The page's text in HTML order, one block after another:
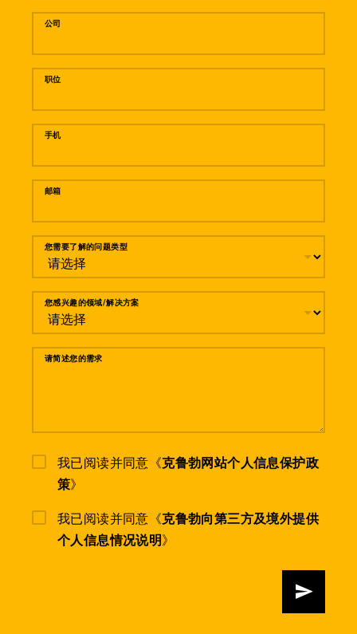
公司
职位
手机
邮箱
您需要了解的问题类型
您感兴趣的领域/解决方案
请简述您的需求
我已阅读并同意《克鲁勃网站个人信息保护政
策》
我已阅读并同意《克鲁勃向第三方及境外提供
个人信息情况说明》
发送